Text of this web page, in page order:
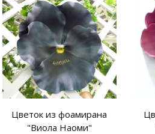
Цветок из фоамирана
"Виола Наоми"